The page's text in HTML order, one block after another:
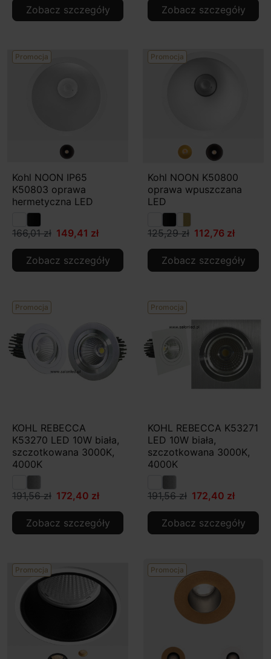
Zobacz szczegóły Zobacz szczegóły
Promocja
Kohl NOON IP65
K50803 oprawa
hermetyczna LED
166,01 zł 149,41 zł
Zobacz szczegóły
Promocja
Kohl NOON K50800
oprawa wpuszczana
LED
125,29 zł 112,76 zł
Zobacz szczegóły
Promocja
KOHL REBECCA
K53270 LED 10W biała,
szczotkowana 3000K,
4000K
191,56 zł 172,40 zł
Zobacz szczegóły
Promocja
KOHL REBECCA K53271
LED 10W biała,
szczotkowana 3000K,
4000K
191,56 zł 172,40 zł
Zobacz szczegóły
Promocja Promocja